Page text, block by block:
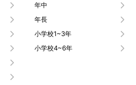
年中
年長
小学校1~3年
小学校4~6年